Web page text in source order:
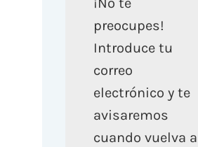
¡No te
preocupes!
Introduce tu
correo
electrónico y te
avisaremos
cuando vuelva a